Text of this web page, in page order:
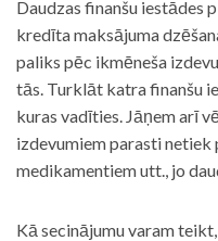
Daudzas finanšu iestādes
kredīta maksājuma
paliks pēc ikmēneša
tās. Turklāt katra finanšu
kuras vadīties. Jāņem arī
izdevumiem parasti
medikamentiem utt., jo
Kā secinājumu varam